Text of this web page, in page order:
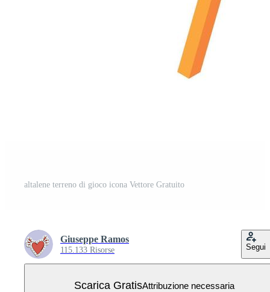
altalene terreno di gioco icona Vettore Gratuito
Giuseppe Ramos
115.133 Risorse Segui
Scarica GratisAttribuzione necessaria